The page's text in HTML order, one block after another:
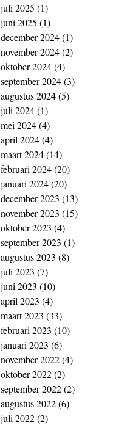
juli 2025 (1)
juni 2025 (1)
december 2024(1)
november 2024(2)
oktober 2024(4)
september 2024(3)
augustus 2024(5)
juli 2024(1)
mei 2024(4)
april 2024(4)
maart 2024(14)
februari 2024(20)
januari 2024(20)
december 2023 (13)
november 2023 (15)
oktober 2023 (4)
september 2023 (1)
augustus 2023 (8)
juli 2023 (7)
juni 2023 (10)
april 2023 (4)
maart 2023 (33)
februari 2023 (10)
januari 2023 (6)
november 2022(4)
oktober 2022(2)
september 2022(2)
augustus 2022(6)
juli 2022(2)